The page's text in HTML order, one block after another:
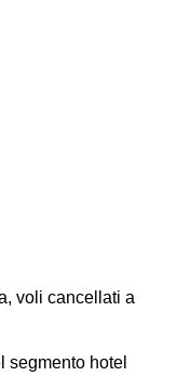
voli cancellati a
segmento hotel